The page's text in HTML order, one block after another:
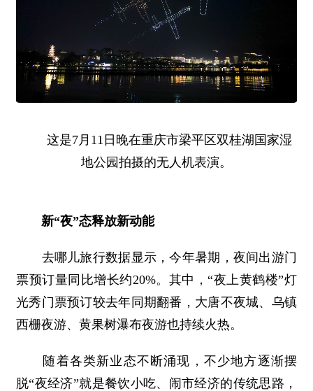
这是7月11日晚在重庆市梁平区双桂湖国家湿
地公园拍摄的无人机表演。
新“夜”态释放新动能
去哪儿旅行数据显示，今年暑期，夜间出游门
票预订量同比增长约20%。其中，“夜上黄鹤楼”灯
光秀门票预订较去年同期翻番，大唐不夜城、乌镇
西栅夜游、黄果树瀑布夜游也持续火热。
随着各类新业态不断涌现，不少地方逐渐摆
脱“夜经济”就是餐饮小吃、闹市经济的传统思路，